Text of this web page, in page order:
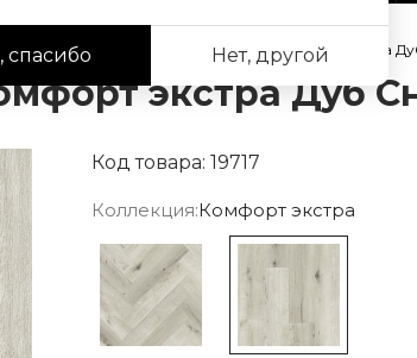
спасибо Нет, другой
/ Кварцевый ламинат Fargo Комфорт экстра
экстра Дуб
Код товара: 19717
Коллекция:Комфорт экстра